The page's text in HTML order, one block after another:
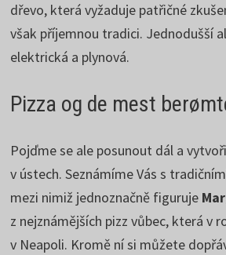
dřevo, která vyžaduje patřičné
však příjemnou tradici. Jednodušší
elektrická a plynová.
Pizza og de mest
Pojďme se ale posunout dál a
v ústech. Seznámíme Vás s
mezi nimiž jednoznačně figuruje
z nejznámějších pizz vůbec, která v
v Neapoli. Kromě ní si můžete